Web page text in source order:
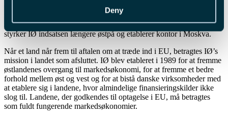
Deny
Østlandene, IØ’s, arbejdsområde. Allerede fra midten af det nye år
må man indstille sig på, at IØ ikke længere står til rådighed som
partner for danske investorer i blandt andet Polen. Til gengæld
styrker IØ indsatsen længere østpå og etablerer kontor i Moskva.
Når et land når frem til aftalen om at træde ind i EU, betragtes IØ’s
mission i landet som afsluttet. IØ blev etableret i 1989 for at fremme
østlandenes overgang til markedsøkonomi, for at fremme et bedre
forhold mellem øst og vest og for at bistå danske virksomheder med
at etablere sig i landene, hvor almindelige finansieringskilder ikke
slog til. Landene, der godkendes til optagelse i EU, må betragtes
som fuldt fungerende markedsøkonomier.